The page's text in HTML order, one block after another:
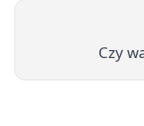
Czy